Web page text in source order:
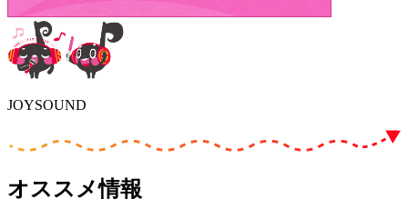
JOYSOUND
オススメ情報